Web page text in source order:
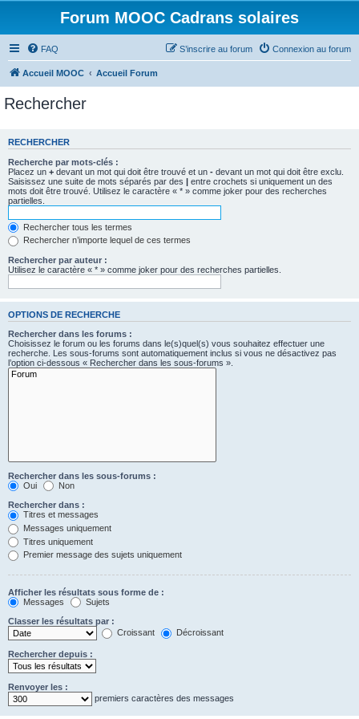
Forum MOOC Cadrans solaires
FAQ Connexion au forum
S’inscrire au forum
Accueil MOOC Accueil Forum
Rechercher
RECHERCHER
Recherche par mots-clés :
Placez un + devant un mot qui doit être trouvé et un - devant un mot qui doit être exclu.
Saisissez une suite de mots séparés par des | entre crochets si uniquement un des
mots doit être trouvé. Utilisez le caractère « * » comme joker pour des recherches
partielles.
Rechercher tous les termes
Rechercher n’importe lequel de ces termes
Rechercher par auteur :
Utilisez le caractère « * » comme joker pour des recherches partielles.
OPTIONS DE RECHERCHE
Rechercher dans les forums :
Choisissez le forum ou les forums dans le(s)quel(s) vous souhaitez effectuer une
recherche. Les sous-forums sont automatiquement inclus si vous ne désactivez pas
l’option ci-dessous « Rechercher dans les sous-forums ».
Rechercher dans les sous-forums :
Oui
Non
Rechercher dans :
Titres et messages
Messages uniquement
Titres uniquement
Premier message des sujets uniquement
Afficher les résultats sous forme de :
Messages
Sujets
Classer les résultats par :
Croissant
Décroissant
Rechercher depuis :
Renvoyer les :
premiers caractères des messages